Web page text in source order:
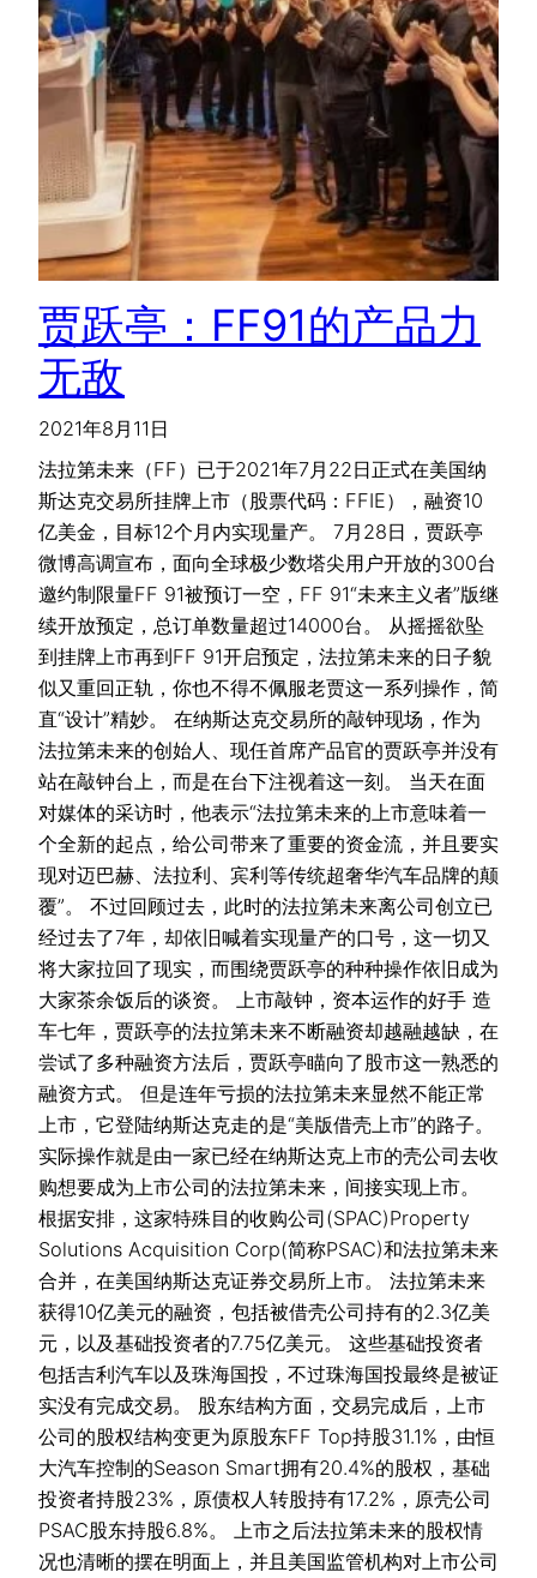
贾跃亭：FF91的产品力
无敌
2021年8月11日
法拉第未来（FF）已于2021年7月22日正式在美国纳
斯达克交易所挂牌上市（股票代码：FFIE），融资10
亿美金，目标12个月内实现量产。 7月28日，贾跃亭
微博高调宣布，面向全球极少数塔尖用户开放的300台
邀约制限量FF 91被预订一空，FF 91“未来主义者”版继
续开放预定，总订单数量超过14000台。 从摇摇欲坠
到挂牌上市再到FF 91开启预定，法拉第未来的日子貌
似又重回正轨，你也不得不佩服老贾这一系列操作，简
直“设计”精妙。 在纳斯达克交易所的敲钟现场，作为
法拉第未来的创始人、现任首席产品官的贾跃亭并没有
站在敲钟台上，而是在台下注视着这一刻。 当天在面
对媒体的采访时，他表示“法拉第未来的上市意味着一
个全新的起点，给公司带来了重要的资金流，并且要实
现对迈巴赫、法拉利、宾利等传统超奢华汽车品牌的颠
覆”。 不过回顾过去，此时的法拉第未来离公司创立已
经过去了7年，却依旧喊着实现量产的口号，这一切又
将大家拉回了现实，而围绕贾跃亭的种种操作依旧成为
大家茶余饭后的谈资。 上市敲钟，资本运作的好手 造
车七年，贾跃亭的法拉第未来不断融资却越融越缺，在
尝试了多种融资方法后，贾跃亭瞄向了股市这一熟悉的
融资方式。 但是连年亏损的法拉第未来显然不能正常
上市，它登陆纳斯达克走的是“美版借壳上市”的路子。
实际操作就是由一家已经在纳斯达克上市的壳公司去收
购想要成为上市公司的法拉第未来，间接实现上市。
根据安排，这家特殊目的收购公司(SPAC)Property
Solutions Acquisition Corp(简称PSAC)和法拉第未来
合并，在美国纳斯达克证券交易所上市。 法拉第未来
获得10亿美元的融资，包括被借壳公司持有的2.3亿美
元，以及基础投资者的7.75亿美元。 这些基础投资者
包括吉利汽车以及珠海国投，不过珠海国投最终是被证
实没有完成交易。 股东结构方面，交易完成后，上市
公司的股权结构变更为原股东FF Top持股31.1%，由恒
大汽车控制的Season Smart拥有20.4%的股权，基础
投资者持股23%，原债权人转股持有17.2%，原壳公司
PSAC股东持股6.8%。 上市之后法拉第未来的股权情
况也清晰的摆在明面上，并且美国监管机构对上市公司